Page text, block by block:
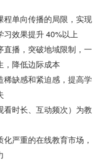
程单向传播的局限，实现
习效果提升 40%以上
播，突破地域限制，一
，降低边际成本
缺感和紧迫感，提高学
时长、互动频次）为教
严重的在线教育市场，